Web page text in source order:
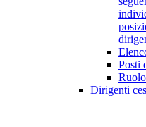
Posti
Dirigenti